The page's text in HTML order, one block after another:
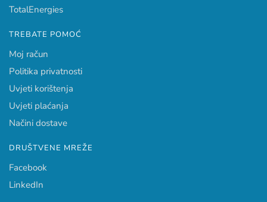
TotalEnergies
TREBATE POMOĆ
Moj račun
Politika privatnosti
Uvjeti korištenja
Uvjeti plaćanja
Načini dostave
DRUŠTVENE MREŽE
Facebook
LinkedIn